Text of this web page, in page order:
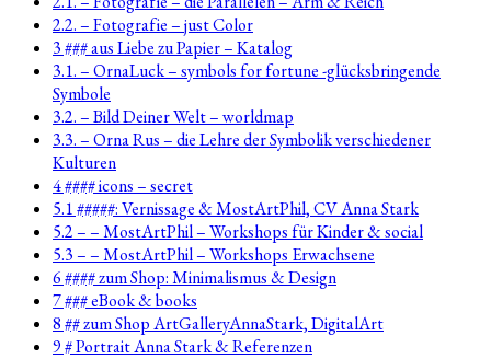
2.2. – Fotografie – just Color
3 ### aus Liebe zu Papier – Katalog
3.1. – OrnaLuck – symbols for fortune -glücksbringende
Symbole
3.2. – Bild Deiner Welt – worldmap
3.3. – Orna Rus – die Lehre der Symbolik verschiedener
Kulturen
4 #### icons – secret
5.1 #####: Vernissage & MostArtPhil, CV Anna Stark
5.2 – – MostArtPhil – Workshops für Kinder & social
5.3 – – MostArtPhil – Workshops Erwachsene
6 #### zum Shop: Minimalismus & Design
7 ### eBook & books
8 ## zum Shop ArtGalleryAnnaStark, DigitalArt
9 # Portrait Anna Stark & Referenzen